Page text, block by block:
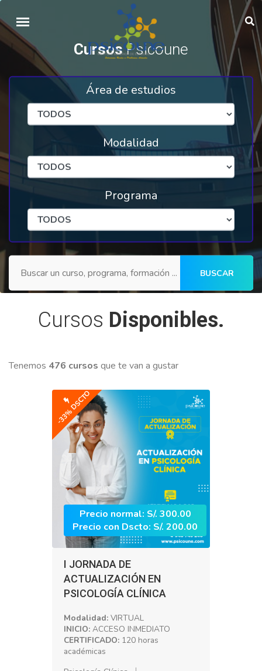
CursosPsicoune
Área de estudios
Modalidad
Programa
BUSCAR
Cursos Disponibles.
Tenemos 476 cursos que te van a gustar
-33% DSCTO
Precio normal: S/. 300.00
Precio con Dscto: S/. 200.00
I JORNADA DE
ACTUALIZACIÓN EN
PSICOLOGÍA CLÍNICA
Modalidad: VIRTUAL
INICIO: ACCESO INMEDIATO
CERTIFICADO: 120 horas
académicas